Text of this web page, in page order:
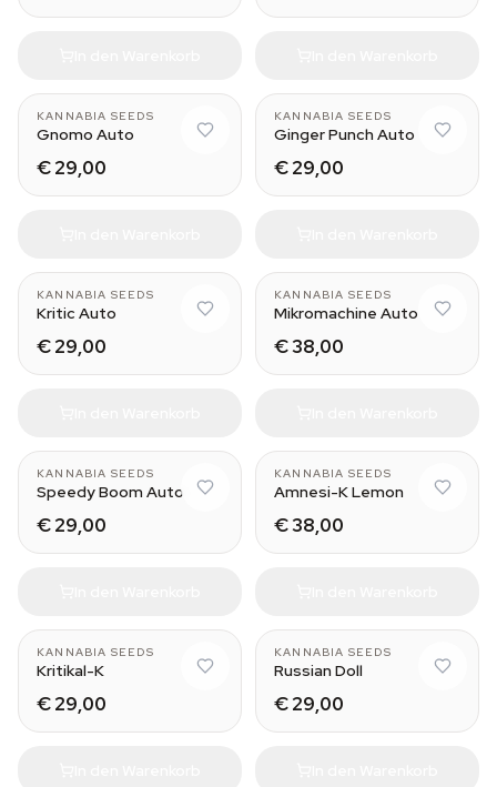
KANNABIA SEEDS
Gnomo Auto
€ 29,00
KANNABIA SEEDS
Ginger Punch Auto
€ 29,00
KANNABIA SEEDS
Kritic Auto
€ 29,00
KANNABIA SEEDS
Mikromachine Auto
€ 38,00
KANNABIA SEEDS
Speedy Boom Auto
€ 29,00
KANNABIA SEEDS
Amnesi-K Lemon
€ 38,00
KANNABIA SEEDS
Kritikal-K
€ 29,00
KANNABIA SEEDS
Russian Doll
€ 29,00